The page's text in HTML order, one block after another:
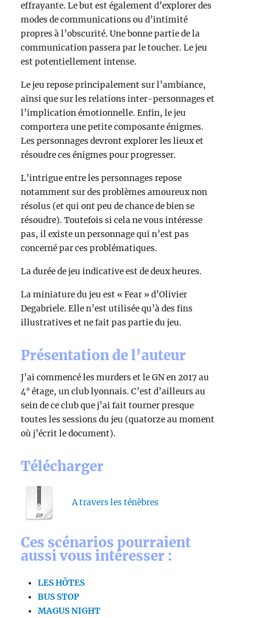
effrayante. Le but est également d’explorer des
modes de communications ou d’intimité
propres à l’obscurité. Une bonne partie de la
communication passera par le toucher. Le jeu
est potentiellement intense.
Le jeu repose principalement sur l’ambiance,
ainsi que sur les relations inter-personnages et
l’implication émotionnelle. Enfin, le jeu
comportera une petite composante énigmes.
Les personnages devront explorer les lieux et
résoudre ces énigmes pour progresser.
L’intrigue entre les personnages repose
notamment sur des problèmes amoureux non
résolus (et qui ont peu de chance de bien se
résoudre). Toutefois si cela ne vous intéresse
pas, il existe un personnage qui n’est pas
concerné par ces problématiques.
La durée de jeu indicative est de deux heures.
La miniature du jeu est « Fear » d’Olivier
Degabriele. Elle n’est utilisée qu’à des fins
illustratives et ne fait pas partie du jeu.
Présentation de l’auteur
J’ai commencé les murders et le GN en 2017 au
4° étage, un club lyonnais. C’est d’ailleurs au
sein de ce club que j’ai fait tourner presque
toutes les sessions du jeu (quatorze au moment
où j’écrit le document).
Télécharger
A travers les ténèbres
Ces scénarios pourraient
aussi vous intéresser :
LES HÔTES
BUS STOP
MAGUS NIGHT